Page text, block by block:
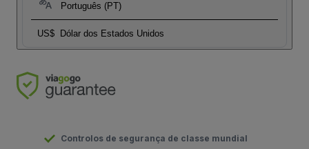
Português (PT)
US$ Dólar dos Estados Unidos
Controlos de segurança de classe mundial